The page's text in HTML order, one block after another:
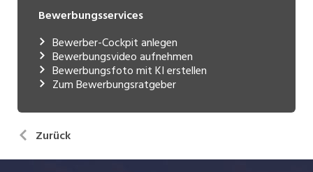
Bewerbungsservices
Bewerber-Cockpit anlegen
Bewerbungsvideo aufnehmen
Bewerbungsfoto mit KI erstellen
Zum Bewerbungsratgeber
Zurück